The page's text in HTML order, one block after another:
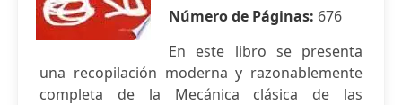
Número de Páginas: 676
En este libro se presenta
una recopilación moderna y razonablemente
completa de la Mecánica clásica de las